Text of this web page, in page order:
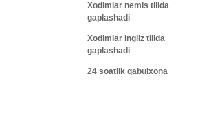
Xodimlar nemis tilida
gaplashadi
Xodimlar ingliz tilida
gaplashadi
24 soatlik qabulxona